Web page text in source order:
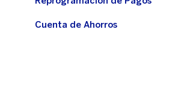
Cuenta de Ahorros